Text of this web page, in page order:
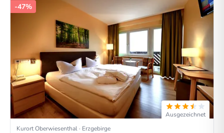
-47%
Ausgezeichnet
Kurort Oberwiesenthal · Erzgebirge